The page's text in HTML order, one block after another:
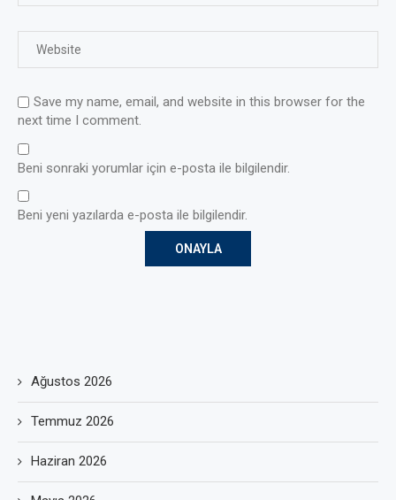
Save my name, email, and website in this browser for the
next time I comment.
Beni sonraki yorumlar için e-posta ile bilgilendir.
Beni yeni yazılarda e-posta ile bilgilendir.
Ağustos 2026
Temmuz 2026
Haziran 2026